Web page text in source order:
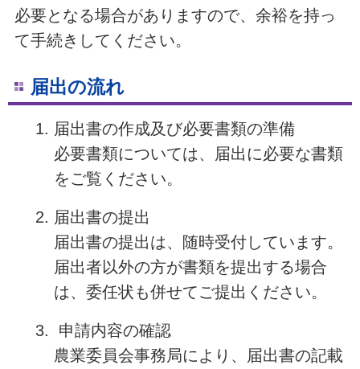
必要となる場合がありますので、余裕を持っ
て手続きしてください。
届出の流れ
届出書の作成及び必要書類の準備
必要書類については、届出に必要な書類
をご覧ください。
届出書の提出
届出書の提出は、随時受付しています。
届出者以外の方が書類を提出する場合
は、委任状も併せてご提出ください。
申請内容の確認
農業委員会事務局により、届出書の記載